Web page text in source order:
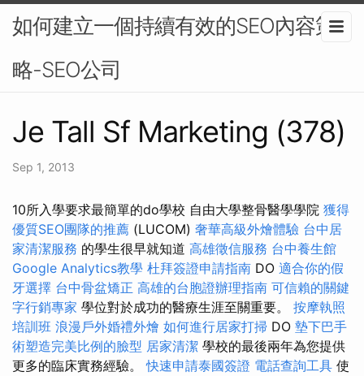
如何建立一個持續有效的SEO內容策
略-SEO公司
Je Tall Sf Marketing (378)
Sep 1, 2013
10所入學要求最簡單的do學校 自由大學整骨醫學學院 獲得
優質SEO團隊的推薦 (LUCOM) 奢華高級外燴體驗 台中居
家清潔服務 的學生很早就知道 高雄徵信服務 台中養生館
Google Analytics教學 杜拜簽證申請指南 DO 適合你的假
牙選擇 台中骨盆矯正 高雄的台胞證辦理指南 可信賴的關鍵
字行銷專家 學位對於成功的醫療生涯至關重要。 按摩執照
培訓班 浪漫戶外婚禮外燴 如何進行居家打掃 DO 墊下巴手
術塑造完美比例的臉型 居家清潔 學校的最後兩年為您提供
更多的臨床實務經驗。快速申請泰國簽證 電話查詢工具 使